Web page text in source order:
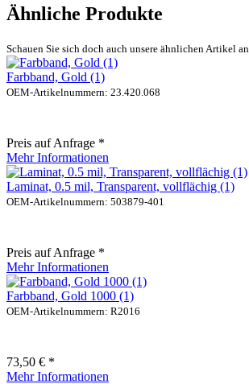
Ähnliche Produkte
Schauen Sie sich doch auch unsere ähnlichen Artikel an.
Farbband, Gold (1)
OEM-Artikelnummern: 23.420.068
Preis auf Anfrage *
Mehr Informationen
Laminat, 0.5 mil, Transparent, vollflächig (1)
OEM-Artikelnummern: 503879-401
Preis auf Anfrage *
Mehr Informationen
Farbband, Gold 1000 (1)
OEM-Artikelnummern: R2016
73,50 € *
Mehr Informationen